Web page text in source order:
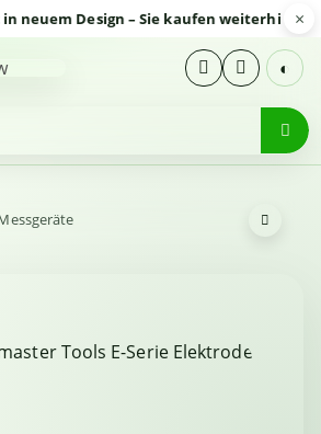
Design – Sie kaufen weiterhin sicher
×
◐